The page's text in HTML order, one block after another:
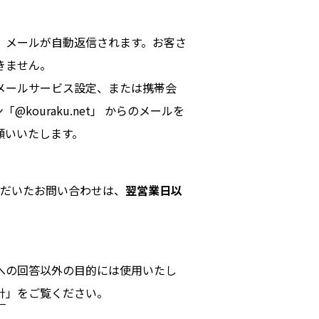
ールが自動返信されます。お客さ
せん。
ルサービス設定、または携帯会
@kouraku.net」 からのメールを
いたします。
いたお問い合わせは、 翌営業日以
回答以外の目的には使用いたし
」をご覧ください。